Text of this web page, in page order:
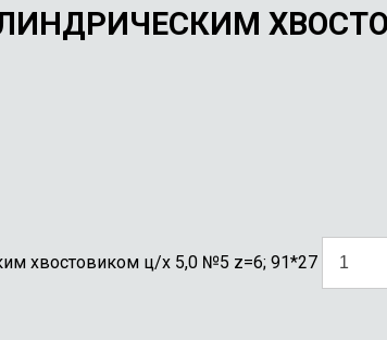
хвостовиком ц/х 5,0 №5 z=6; 91*27